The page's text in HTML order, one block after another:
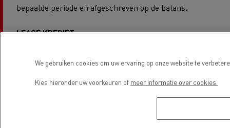
bepaalde periode en afgeschreven op de balans.
LEASE KREDIET:
financiering gedekt. Na de laatste afbetaling kunt u
de restwaarde.
We gebruiken cookies om uw ervaring op onze website te
Kies hieronder uw voorkeuren of meer informatie over cookies.